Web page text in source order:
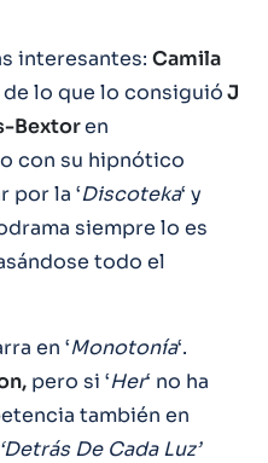
interesantes: Camila
lo que lo consiguióJ
Bextoren
con su hipnótico
por la ‘Discoteka‘ y
siempre lo es
todo el
en ‘Monotonía‘.
pero si ‘Her‘ no ha
también en
‘Detrás De Cada Luz’